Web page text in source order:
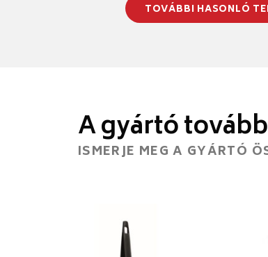
TOVÁBBI HASONLÓ
A gyártó
ISMERJE MEG A GYÁRTÓ